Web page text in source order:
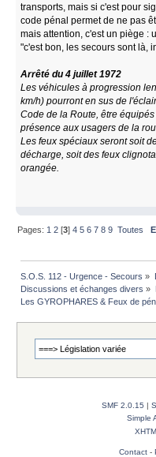
transports, mais si c'est pour
code pénal permet de ne pas
mais attention, c'est un piège :
"c'est bon, les secours sont là,
Arrêté du 4 juillet 1972
Les véhicules à progression
km/h) pourront en sus de
Code de la Route, être
présence aux usagers de la
Les feux spéciaux seront soit
décharge, soit des feux
orangée.
Pages: 1 2 [3]4 5 6 7 8 9 Toutes
S.O.S. 112 - Urgence - Secours »
Discussions et échanges divers »
Les GYROPHARES & Feux de
SMF 2.0.15 |
Simple
Contact-